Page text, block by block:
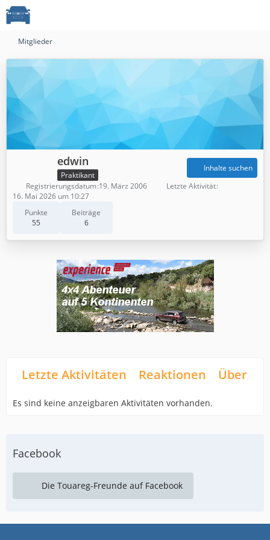
Mitglieder
edwin
Praktikant
Punkte
55
Beiträge
6
Inhalte suchen
Registrierungsdatum 19. März 2006
Letzte Aktivität
16. Mai 2026 um 10:27
Letzte Aktivitäten Reaktionen Über
Es sind keine anzeigbaren Aktivitäten vorhanden.
Facebook
Die Touareg-Freunde auf Facebook